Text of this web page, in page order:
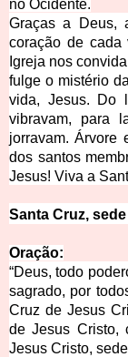
no Ocidente.
Graças a Deus,
coração de cada
Igreja nos
fulge o mistério
vida, Jesus. Do
vibravam, para
jorravam. Árvore
dos santos
Jesus! Viva a
Santa Cruz,
Oração:
“Deus, todo
sagrado, por
Cruz de Jesus
de Jesus Cristo,
Jesus Cristo,